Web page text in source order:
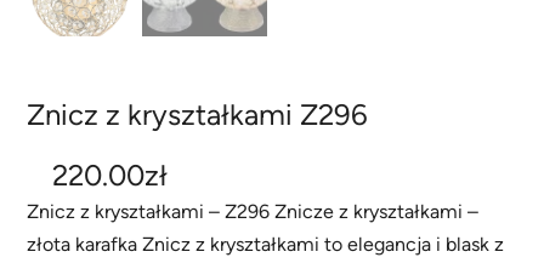
Znicz z kryształkami Z296
220.00zł
Znicz z kryształkami – Z296 Znicze z kryształkami –
złota karafka Znicz z kryształkami to elegancja i blask z